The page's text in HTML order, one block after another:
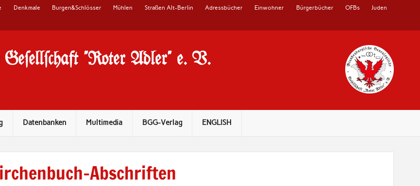
Denkmale Burgen&Schlösser Mühlen Straßen Alt-Berlin Adressbücher Einwohner Bürgerbücher OFBs Juden
Ge#ell#chaft "Roter Adler" e. V.
Datenbanken Multimedia BGG-Verlag ENGLISH
Abschriften